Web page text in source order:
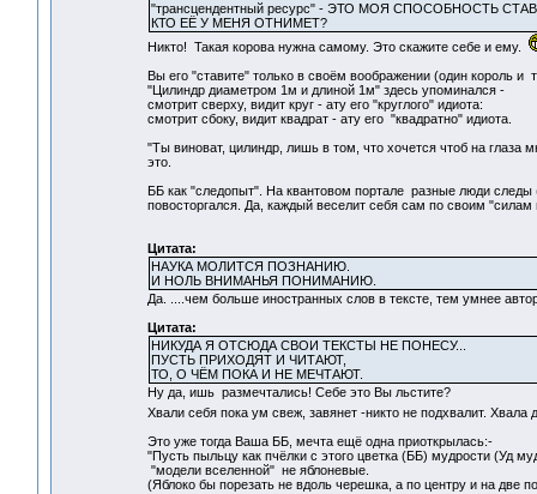
"трансцендентный ресурс" - ЭТО МОЯ СПОСОБНОСТЬ
КТО ЕЁ У МЕНЯ ОТНИМЕТ?
Никто! Такая корова нужна самому. Это скажите себе и ему.
Вы его "ставите" только в своём воображении (один король и
"Цилиндр диаметром 1м и длиной 1м" здесь упоминался -
смотрит сверху, видит круг - ату его "круглого" идиота:
смотрит сбоку, видит квадрат - ату его "квадратно" идиота.
"Ты виноват, цилиндр, лишь в том, что хочется чтоб на
это.
ББ как "следопыт". На квантовом портале разные люди
повосторгался. Да, каждый веселит себя сам по своим "силам
Цитата:
НАУКА МОЛИТСЯ ПОЗНАНИЮ.
И НОЛЬ ВНИМАНЬЯ ПОНИМАНИЮ.
Да. ....чем больше иностранных слов в тексте, тем умнее
Цитата:
НИКУДА Я ОТСЮДА СВОИ ТЕКСТЫ НЕ ПОНЕСУ...
ПУСТЬ ПРИХОДЯТ И ЧИТАЮТ,
ТО, О ЧЁМ ПОКА И НЕ МЕЧТАЮТ.
Ну да, ишь размечтались! Себе это Вы льстите?
Хвали себя пока ум свеж, завянет -никто не подхвалит. Хвала
Это уже тогда Ваша ББ, мечта ещё одна приоткрылась:-
"Пусть пыльцу как пчёлки с этого цветка (ББ) мудрости (Уд
"модели вселенной" не яблоневые.
(Яблоко бы порезать не вдоль черешка, а по центру и на две